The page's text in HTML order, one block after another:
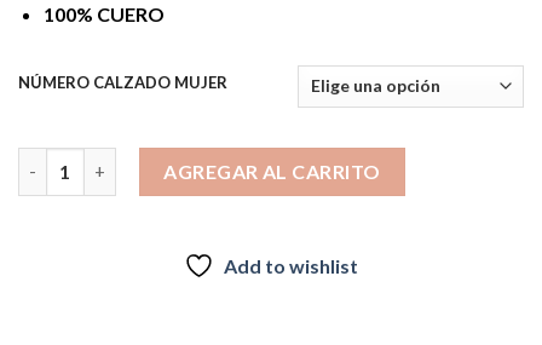
100% CUERO
NÚMERO CALZADO MUJER
AGREGAR AL CARRITO
Add to wishlist